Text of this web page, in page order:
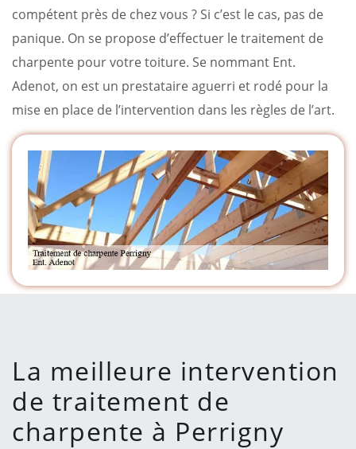
compétent près de chez vous ? Si c’est le cas, pas de
panique. On se propose d’effectuer le traitement de
charpente pour votre toiture. Se nommant Ent.
Adenot, on est un prestataire aguerri et rodé pour la
mise en place de l’intervention dans les règles de l’art.
La meilleure intervention
de traitement de
charpente à Perrigny